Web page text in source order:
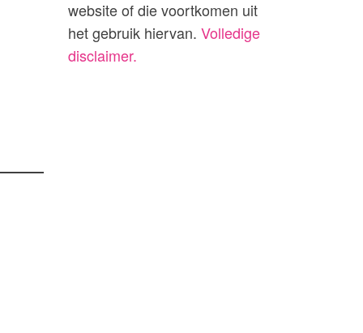
website of die voortkomen uit
het gebruik hiervan. Volledige
disclaimer.